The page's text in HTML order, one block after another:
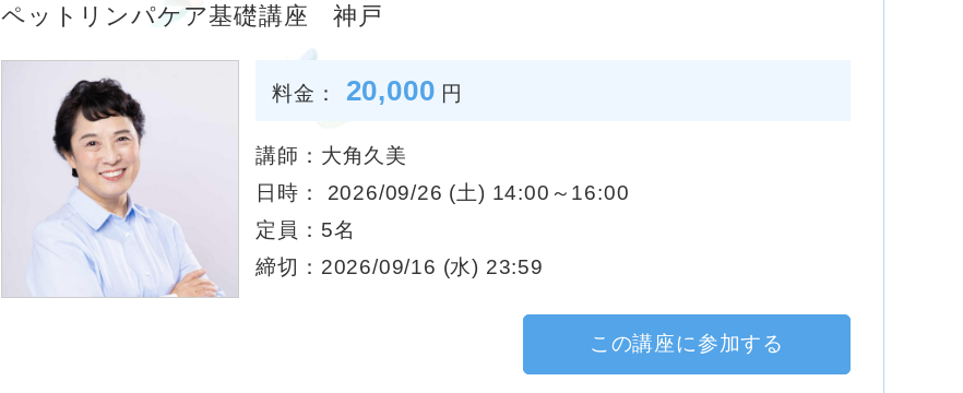
ペットリンパケア基礎講座 神戸
料金： 20,000 円
講師：大角久美
日時： 2026/09/26 (土) 14:00～16:00
定員：5名
締切：2026/09/16 (水) 23:59
この講座に参加する